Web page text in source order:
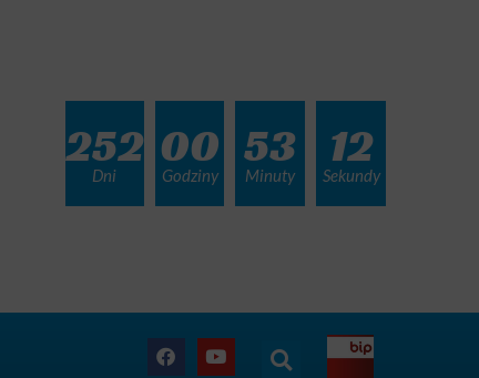
252
Dni
00
Godziny
53
Minuty
10
Sekundy